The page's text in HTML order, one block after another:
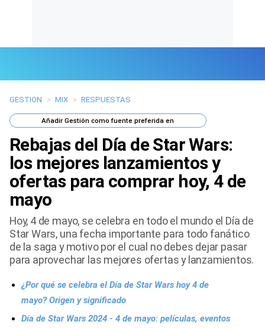
Últimas Noticias
Mi Bolsillo
Respuestas
Gente
Vida Laboral
Tendencias Mix
Sports
GESTION > MIX > RESPUESTAS
AñadirGestión como fuente preferida en
Rebajas del Día de Star Wars:
los mejores lanzamientos y
ofertas para comprar hoy, 4 de
mayo
Hoy, 4 de mayo, se celebra en todo el mundo el Día de
Star Wars, una fecha importante para todo fanático
de la saga y motivo por el cual no debes dejar pasar
para aprovechar las mejores ofertas y lanzamientos.
¿Por qué se celebra el Día de Star Wars hoy 4 de
mayo? Origen y significado
Día de Star Wars 2024 - 4 de mayo: películas, eventos